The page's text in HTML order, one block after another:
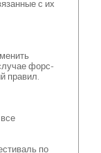
с их
форс-
правил.
по